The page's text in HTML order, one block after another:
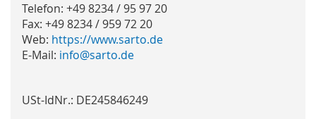
Telefon: +49 8234 / 95 97 20
Fax: +49 8234 / 959 72 20
Web: https://www.sarto.de
E-Mail: info@sarto.de
USt-IdNr.: DE245846249